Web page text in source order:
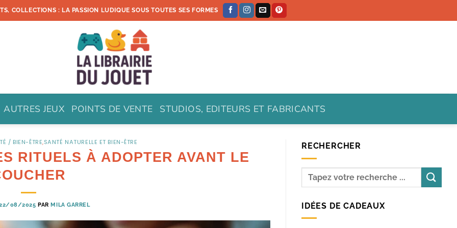
COLLECTIONS : LA PASSION LUDIQUE SOUS TOUTES SES FORMES
AUTRES JEUX POINTS DE VENTE STUDIOS, EDITEURS ET FABRICANTS
/ BIEN-ÊTRE,SANTÉ NATURELLE ET BIEN-ÊTRE
RITUELS À ADOPTER AVANT LE
08/2025 PARMILA GARREL
RECHERCHER
IDÉES DE CADEAUX